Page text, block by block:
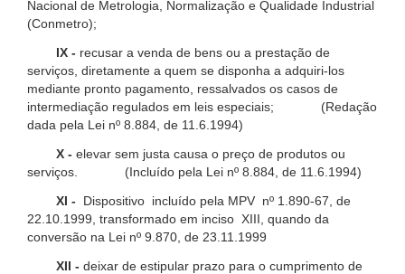
Nacional de Metrologia, Normalização e Qualidade Industrial
(Conmetro);
IX - recusar a venda de bens ou a prestação de
serviços, diretamente a quem se disponha a adquiri-los
mediante pronto pagamento, ressalvados os casos de
intermediação regulados em leis especiais; (Redação
dada pela Lei nº 8.884, de 11.6.1994)
X - elevar sem justa causa o preço de produtos ou
serviços. (Incluído pela Lei nº 8.884, de 11.6.1994)
XI -
Dispositivo incluído pela MPV nº 1.890-67, de
22.10.1999, transformado em inciso XIII, quando da
conversão na Lei nº 9.870, de 23.11.1999
XII - deixar de estipular prazo para o cumprimento de